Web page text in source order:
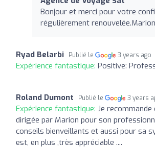
Bonjour et merci pour votre
régulièrement renouvelée.Marion
Ryad Belarbi Publié le 3 years ago
Expérience fantastique: Positive:
Roland Dumont Publié le 3 years
Expérience fantastique: Je
dirigée par Marion pour son
conseils bienveillants et aussi pour sa
est, en plus ,très appréciable ....